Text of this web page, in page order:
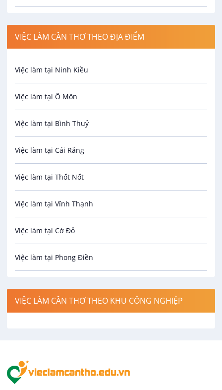
Spa
Bảo Vệ
An toàn lao động
Bảo hiểm
Biên phiên dịch
Bưu chính viễn thông
Cơ khí
Công nghệ sinh học
Công nghệ thực phẩm
Điện / Điện tử / Điện lạnh
Hàng hải / Hàng không
In ấn / Xuất bản
VIỆC LÀM CẦN THƠ THEO ĐỊA ĐIỂM
Việc làm tại Ninh Kiều
Việc làm tại Ô Môn
Việc làm tại Bình Thuỷ
Việc làm tại Cái Răng
Việc làm tại Thốt Nốt
Việc làm tại Vĩnh Thạnh
Việc làm tại Cờ Đỏ
Việc làm tại Phong Điền
Việc làm tại Cái Khế
Việc làm tại An Bình
VIỆC LÀM CẦN THƠ THEO KHU CÔNG NGHIỆP